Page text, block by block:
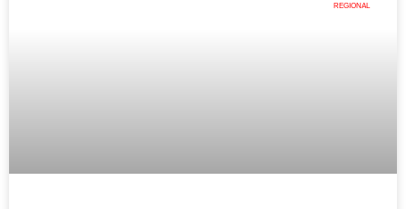
REGIONAL